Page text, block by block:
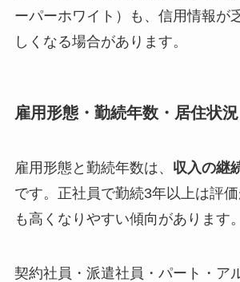
ーパーホワイト）も、信用情報が
しくなる場合があります。
雇用形態・勤続年数・居住状況
雇用形態と勤続年数は、 収入の継
です。正社員で勤続3年以上は評
も高くなりやすい傾向があります。
契約社員・派遣社員・パート・ア